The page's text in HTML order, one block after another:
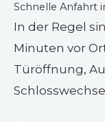
Schnelle Anfahrt
In der Regel
Minuten vor
Türöffnung,